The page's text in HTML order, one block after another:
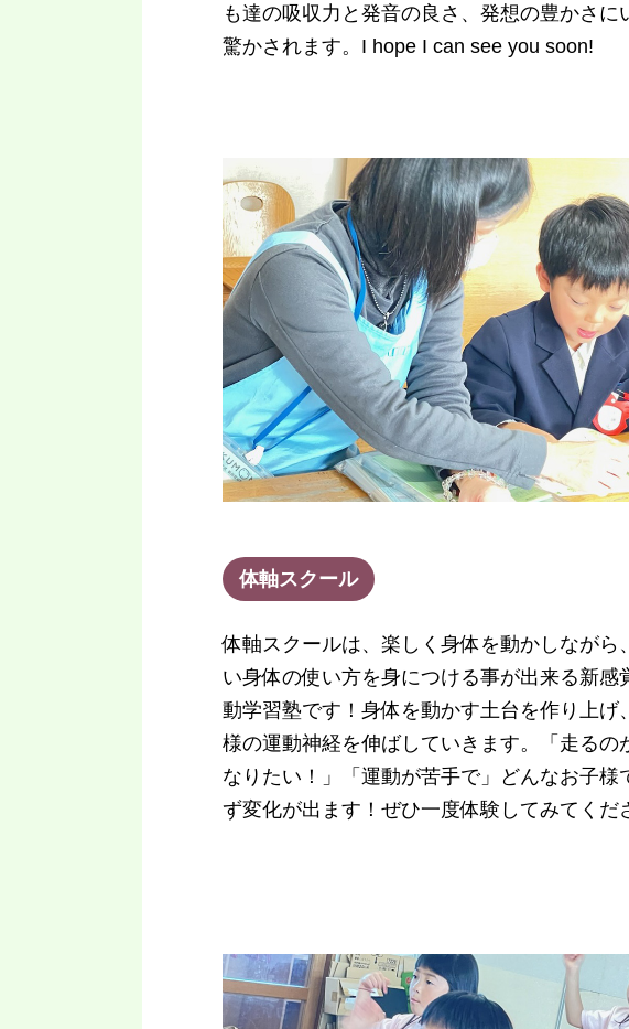
も達の吸収力と発音の良さ、発想の豊かさに
驚かされます。I hope I can see you soon!
体軸スクール
体軸スクールは、楽しく身体を動かしながら
い身体の使い方を身につける事が出来る新感
動学習塾です！身体を動かす土台を作り上げ
様の運動神経を伸ばしていきます。「走るの
なりたい！」「運動が苦手で」どんなお子様
ず変化が出ます！ぜひ一度体験してみてくだ